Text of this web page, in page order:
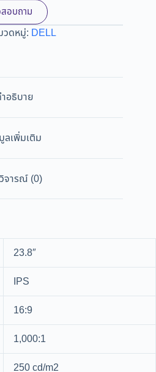
อบถาม
วดหมู่: DELL
อธิบาย
ลเพิ่มเติม
จารณ์ (0)
23.8″
IPS
16:9
1,000:1
250 cd/m2